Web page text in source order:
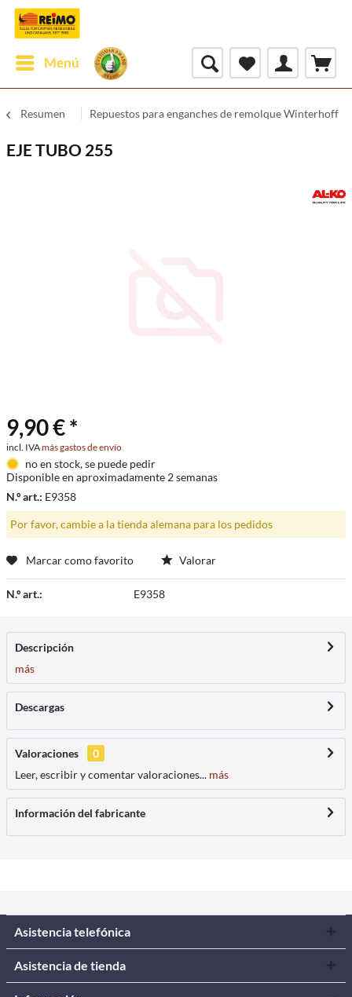
Menú
Resumen Repuestos para enganches de remolque Winterhoff
EJE TUBO 255
9,90 € *
incl. IVAmás gastos de envío
no en stock, se puede pedir
Disponible en aproximadamente 2 semanas
N.º art.: E9358
Por favor, cambie a la tienda alemana para los pedidos
Marcar como favorito Valorar
N.º art.: E9358
Descripción
más
Descargas
Valoraciones
0
Leer, escribir y comentar valoraciones... más
Información del fabricante
Asistencia telefónica
Asistencia de tienda